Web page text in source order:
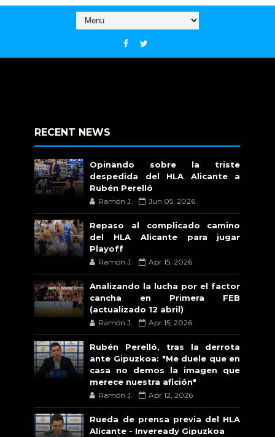
RECENT NEWS
Opinando sobre la triste
despedida del HLA Alicante a
Rubén Perelló
Ramón J. Jun 05, 2026
Repaso al complicado camino
del HLA Alicante para jugar
Playoff
Ramón J. Apr 15, 2026
Analizando la lucha por el factor
cancha en Primera FEB
(actualizado 12 abril)
Ramón J. Apr 15, 2026
Rubén Perelló, tras la derrota
ante Gipuzkoa: "Me duele que en
casa no demos la imagen que
merece nuestra afición"
Ramón J. Apr 12, 2026
Rueda de prensa previa del HLA
Alicante - Inveready Gipuzkoa